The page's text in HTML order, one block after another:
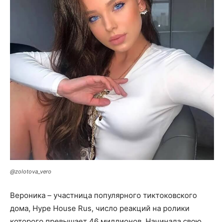
@zolotova_vero
Вероника – участница популярного тиктоковского
дома, Hype House Rus, число реакций на ролики